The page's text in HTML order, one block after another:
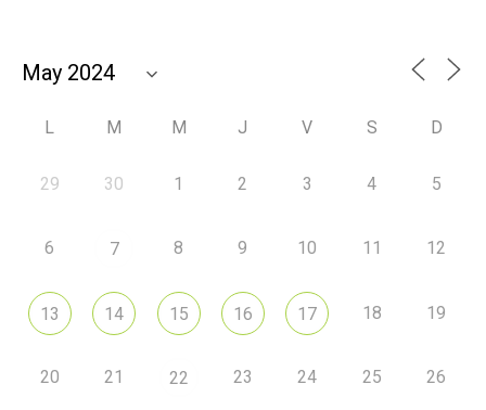
L M M J V S D
29 30 1 2 3 4 5
6 7 8 9 10 11 12
13 14 15 16 17 18 19
20 21 22 23 24 25 26